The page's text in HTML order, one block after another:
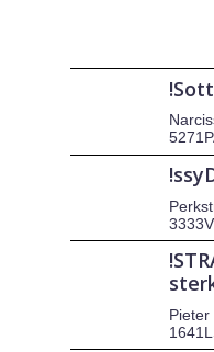
Pieter